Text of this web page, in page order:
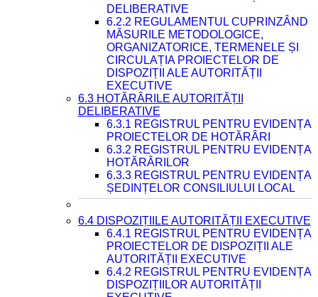
DELIBERATIVE
6.2.2 REGULAMENTUL CUPRINZÂND
MĂSURILE METODOLOGICE,
ORGANIZATORICE, TERMENELE ȘI
CIRCULAȚIA PROIECTELOR DE
DISPOZIȚII ALE AUTORITĂȚII
EXECUTIVE
6.3 HOTĂRÂRILE AUTORITĂȚII
DELIBERATIVE
6.3.1 REGISTRUL PENTRU EVIDENȚA
PROIECTELOR DE HOTĂRÂRI
6.3.2 REGISTRUL PENTRU EVIDENȚA
HOTĂRÂRILOR
6.3.3 REGISTRUL PENTRU EVIDENȚA
ȘEDINȚELOR CONSILIULUI LOCAL
6.4 DISPOZIȚIILE AUTORITĂȚII EXECUTIVE
6.4.1 REGISTRUL PENTRU EVIDENȚA
PROIECTELOR DE DISPOZIȚII ALE
AUTORITĂȚII EXECUTIVE
6.4.2 REGISTRUL PENTRU EVIDENȚA
DISPOZIȚIILOR AUTORITĂȚII